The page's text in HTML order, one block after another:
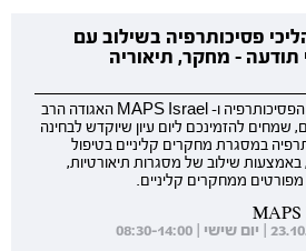
פסיכותרפיה בשילוב עם
תודעה - מחקר, תיאוריה
מכון מפרשים לחקר והוראת הפסיכותרפיה ו- MAPS Israel האגודה הרב
שמחים להזמינכם ליום עיון שיוקדש לבחינה
במסגרת מחקרים קליניים בטיפול
שילוב של מסגרות תיאורטיות,
מפורטים ממחקרים קליניים.